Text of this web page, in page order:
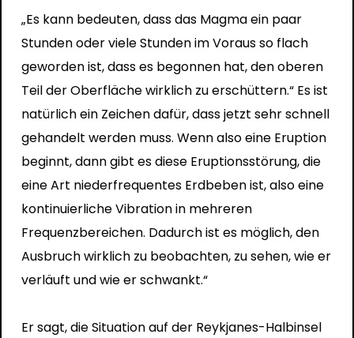
„Es kann bedeuten, dass das Magma ein paar
Stunden oder viele Stunden im Voraus so flach
geworden ist, dass es begonnen hat, den oberen
Teil der Oberfläche wirklich zu erschüttern.“ Es ist
natürlich ein Zeichen dafür, dass jetzt sehr schnell
gehandelt werden muss. Wenn also eine Eruption
beginnt, dann gibt es diese Eruptionsstörung, die
eine Art niederfrequentes Erdbeben ist, also eine
kontinuierliche Vibration in mehreren
Frequenzbereichen. Dadurch ist es möglich, den
Ausbruch wirklich zu beobachten, zu sehen, wie er
verläuft und wie er schwankt.“
Er sagt, die Situation auf der Reykjanes-Halbinsel